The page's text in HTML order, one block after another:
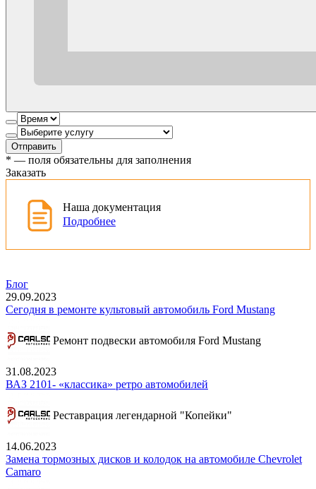
Отправить
* — поля обязательны для заполнения
Заказать
Наша документация
Подробнее
Блог
29.09.2023
Сегодня в ремонте культовый автомобиль Ford Mustang
Ремонт подвески автомобиля Ford Mustang
31.08.2023
ВАЗ 2101- «классика» ретро автомобилей
Реставрация легендарной "Копейки"
14.06.2023
Замена тормозных дисков и колодок на автомобиле Chevrolet
Camaro